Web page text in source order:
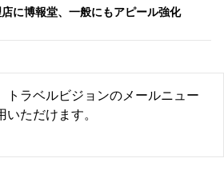
に博報堂、一般にもアピール強化
トラベルビジョンのメールニュー
ただけます。